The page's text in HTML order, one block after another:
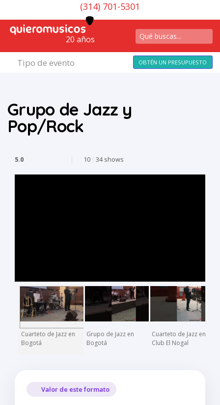
(314) 701-5301
20 años
Tipo de evento OBTÉN UN PRESUPUESTO
Grupo de Jazz y
Pop/Rock
5.0 | 10 | 34 shows
Cuarteto de Jazz en
Bogotá
Grupo de Jazz en
Bogotá
Cuarteto de Jazz en
Club El Nogal
Valor de este formato